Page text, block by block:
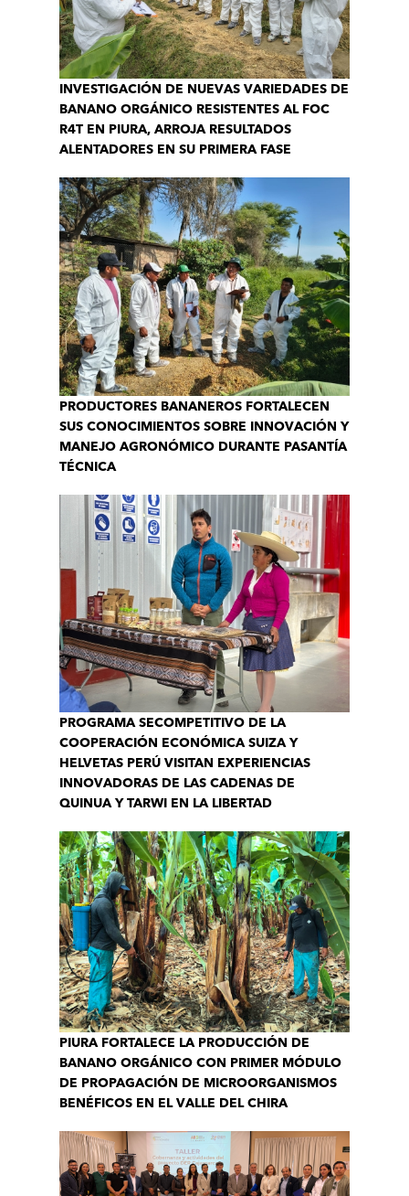
INVESTIGACIÓN DE NUEVAS VARIEDADES DE
BANANO ORGÁNICO RESISTENTES AL FOC
R4T EN PIURA, ARROJA RESULTADOS
ALENTADORES EN SU PRIMERA FASE
PRODUCTORES BANANEROS FORTALECEN
SUS CONOCIMIENTOS SOBRE INNOVACIÓN Y
MANEJO AGRONÓMICO DURANTE PASANTÍA
TÉCNICA
PROGRAMA SECOMPETITIVO DE LA
COOPERACIÓN ECONÓMICA SUIZA Y
HELVETAS PERÚ VISITAN EXPERIENCIAS
INNOVADORAS DE LAS CADENAS DE
QUINUA Y TARWI EN LA LIBERTAD
PIURA FORTALECE LA PRODUCCIÓN DE
BANANO ORGÁNICO CON PRIMER MÓDULO
DE PROPAGACIÓN DE MICROORGANISMOS
BENÉFICOS EN EL VALLE DEL CHIRA